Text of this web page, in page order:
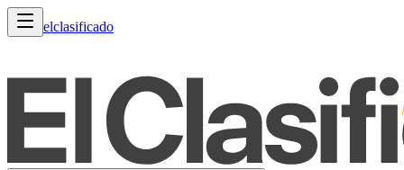
elclasificado